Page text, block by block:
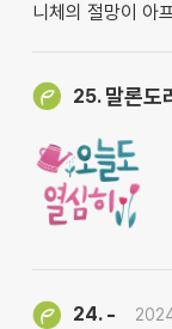
니체의 절망이 아
25. 말론도
24. -